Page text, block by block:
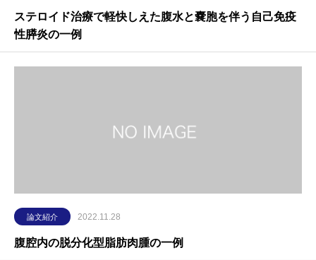
ステロイド治療で軽快しえた腹水と嚢胞を伴う自己免疫
性膵炎の一例
論文紹介 2022.11.28
腹腔内の脱分化型脂肪肉腫の一例